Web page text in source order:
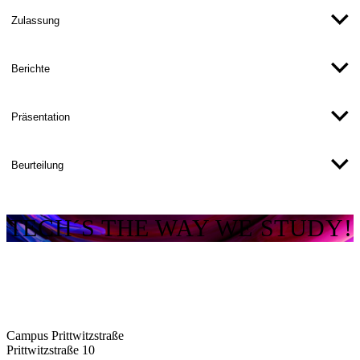
Matrikelnummer
Zweitgutachter/in
Abgabetermin
Zulassung
Berichte
Präsentation
Beurteilung
TECH´S THE WAY WE STUDY!
Campus Prittwitzstraße
Prittwitzstraße 10